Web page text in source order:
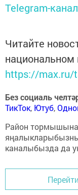
Telegram-
Читайте
https://max.ru/
Без социаль
ТикТок, Ютуб,
Район
каналыбызда да